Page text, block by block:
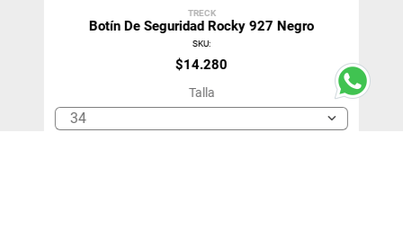
TRECK
Botín De Seguridad Rocky 927 Negro
SKU:
$14.280
Talla
34